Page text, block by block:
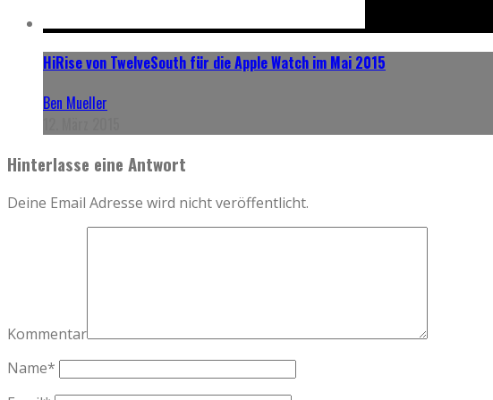
HiRise von TwelveSouth für die Apple Watch im Mai 2015
Ben Mueller
Hinterlasse eine Antwort
Deine Email Adresse wird nicht veröffentlicht.
Kommentar
Name*